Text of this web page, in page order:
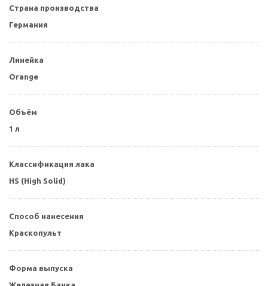
Страна производства
Германия
Линейка
Orange
Объём
1 л
Классификация лака
HS (High Solid)
Способ нанесения
Краскопульт
Форма выпуска